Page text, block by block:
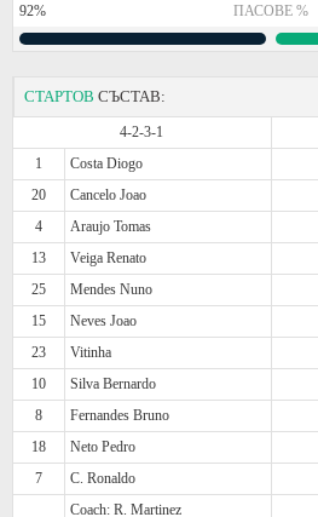
92% ПАСОВЕ %
СТАРТОВ СЪСТАВ:
4-2-3-1
1
Costa Diogo
20
Cancelo Joao
4
Araujo Tomas
13
Veiga Renato
25
Mendes Nuno
15
Neves Joao
23
Vitinha
10
Silva Bernardo
8
Fernandes Bruno
18
Neto Pedro
7
C. Ronaldo
Coach: R. Martinez